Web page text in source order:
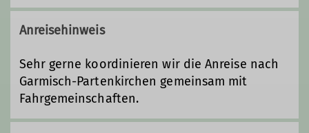
Anreisehinweis
Sehr gerne koordinieren wir die Anreise nach
Garmisch-Partenkirchen gemeinsam mit
Fahrgemeinschaften.